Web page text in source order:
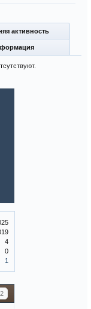
4
0
1
2
активность